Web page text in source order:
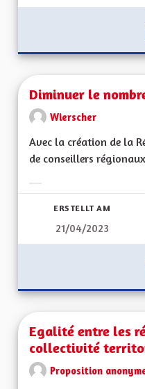
Diminuer le
Wierscher
Avec la création de la
de conseillers
ERSTELLT AM
21/04/2023
Egalité entre les
collectivité
Proposition